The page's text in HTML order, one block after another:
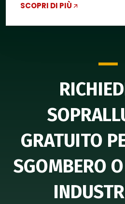
SCOPRI DI PIÙ
GRATUITO
SGOMBERO